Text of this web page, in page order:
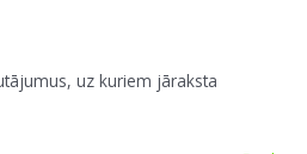
uz kuriem jāraksta